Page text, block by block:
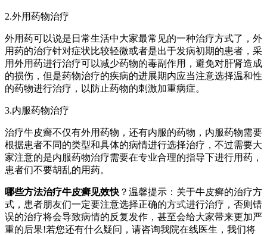
2.外用药物治疗
外用药可以说是日常生活中大家最常见的一种治疗方式了，外
用药的治疗针对症状比较轻微或者是出于发病初期的患者，采
用外用药进行治疗可以减少药物的毒副作用，避免对肝肾造成
的损伤，但是药物治疗的疾病的进展期内应当注意选择温和性
的药物进行治疗，以防止药物的刺激加重病症。
3.内服药物治疗
治疗牛皮癣不仅有外用药物，还有内服的药物，内服药物需要
根据患者不同的类型和具体的病情进行选择治疗，不过需要大
家注意的是内服药物治疗需要在专业合理的指导下进行用药，
患者们不要胡乱的用药。
哪些方法治疗牛皮癣见效快 ？温馨提示：关于牛皮癣的治疗方
式，患者朋友们一定要注意选择正确的方式进行治疗，否则错
误的治疗将会导致病情的反复发作，甚至会给大家带来更加严
重的后果!若您还有什么疑问，请咨询我院在线医生，我们将